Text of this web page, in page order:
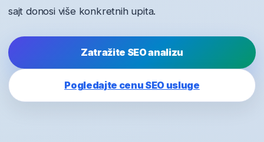
sajt donosi više konkretnih upita.
Zatražite SEO analizu
Pogledajte cenu SEO usluge